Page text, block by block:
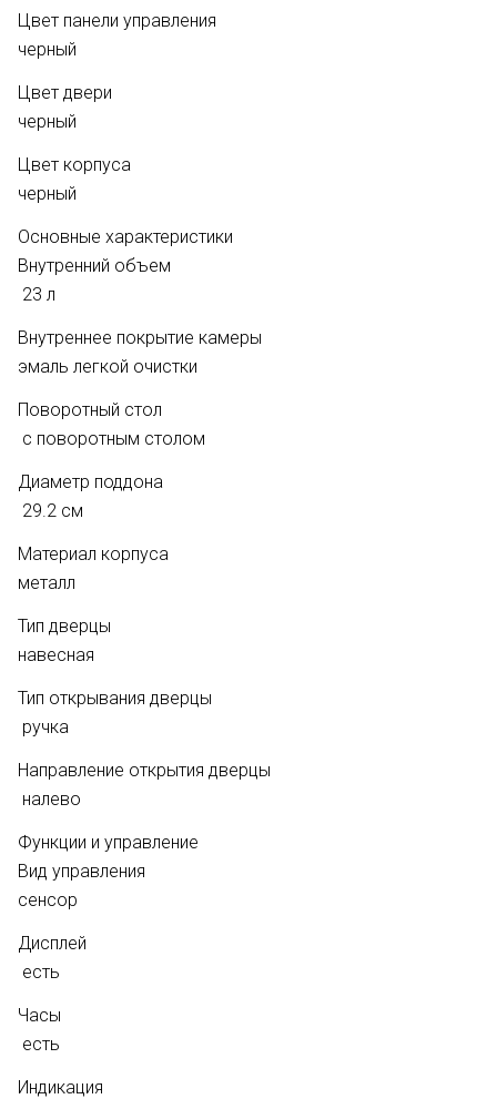
Цвет панели управления
черный
Цвет двери
черный
Цвет корпуса
черный
Основные характеристики
Внутренний объем
23 л
Внутреннее покрытие камеры
эмаль легкой очистки
Поворотный стол
с поворотным столом
Диаметр поддона
29.2 см
Материал корпуса
металл
Тип дверцы
навесная
Тип открывания дверцы
ручка
Направление открытия дверцы
налево
Функции и управление
Вид управления
сенсор
Дисплей
есть
Часы
есть
Индикация